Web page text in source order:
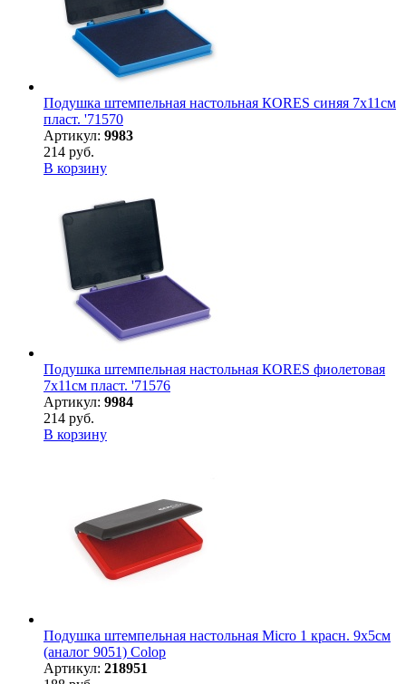
Подушка штемпельная настольная КORES синяя 7х11см
пласт. '71570
Артикул: 9983
214 руб.
В корзину
Подушка штемпельная настольная КORES фиолетовая
7х11см пласт. '71576
Артикул: 9984
214 руб.
В корзину
Подушка штемпельная настольная Micro 1 красн. 9х5см
(аналог 9051) Colop
Артикул: 218951